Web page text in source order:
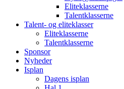
Eliteklasserne
Talentklasserne
Talent- og eliteklasser
Eliteklasserne
Talentklasserne
Sponsor
Nyheder
Isplan
Dagens isplan